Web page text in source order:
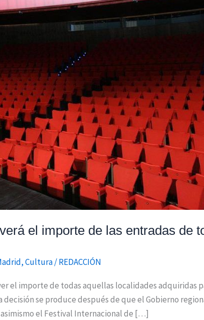
el importe de las entradas de
,Cultura/REDACCIÓN
el importe de todas aquellas localidades adquiridas
se produce después de que el Gobierno
el Festival Internacional de […]